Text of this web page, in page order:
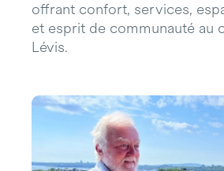
offrant confort, services,
et esprit de communauté au
Lévis.